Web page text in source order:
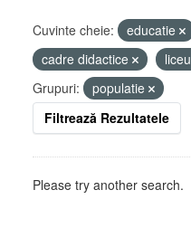
Cuvinte cheie: educatie
cadre didactice
liceu
Grupuri:
populatie
Filtrează Rezultatele
Please try another search.